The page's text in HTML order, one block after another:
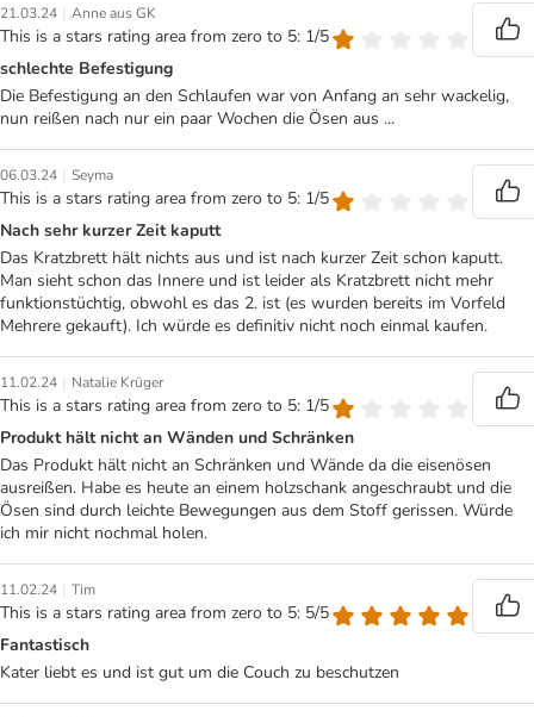
21.03.24 | Anne aus GK
This is a stars rating area from zero to 5: 1/5
schlechte Befestigung
Die Befestigung an den Schlaufen war von Anfang an sehr wackelig,
nun reißen nach nur ein paar Wochen die Ösen aus ...
06.03.24 | Seyma
This is a stars rating area from zero to 5: 1/5
Nach sehr kurzer Zeit kaputt
Das Kratzbrett hält nichts aus und ist nach kurzer Zeit schon kaputt.
Man sieht schon das Innere und ist leider als Kratzbrett nicht mehr
funktionstüchtig, obwohl es das 2. ist (es wurden bereits im Vorfeld
Mehrere gekauft). Ich würde es definitiv nicht noch einmal kaufen.
11.02.24 | Natalie Krüger
This is a stars rating area from zero to 5: 1/5
Produkt hält nicht an Wänden und Schränken
Das Produkt hält nicht an Schränken und Wände da die eisenösen
ausreißen. Habe es heute an einem holzschank angeschraubt und die
Ösen sind durch leichte Bewegungen aus dem Stoff gerissen. Würde
ich mir nicht nochmal holen.
11.02.24 | Tim
This is a stars rating area from zero to 5: 5/5
Fantastisch
Kater liebt es und ist gut um die Couch zu beschutzen